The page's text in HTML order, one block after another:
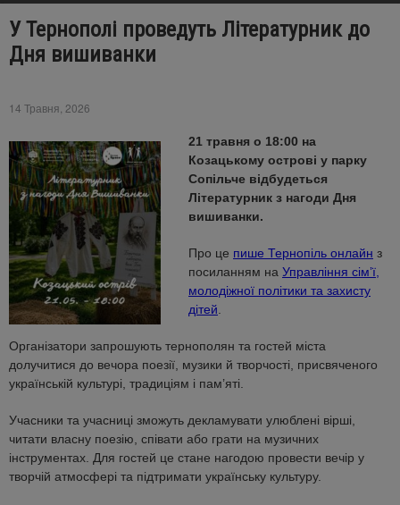
У Тернополі проведуть Літературник до
Дня вишиванки
14 Травня, 2026
21 травня о 18:00 на
Козацькому острові у парку
Сопільче відбудеться
Літературник з нагоди Дня
вишиванки.
Про це пише Тернопіль онлайн з
посиланням на Управління сімʼї,
молодіжної політики та захисту
дітей
Організатори запрошують тернополян та гостей міста
долучитися до вечора поезії, музики й творчості, присвяченого
українській культурі, традиціям і пам’яті.
Учасники та учасниці зможуть декламувати улюблені вірші,
читати власну поезію, співати або грати на музичних
інструментах. Для гостей це стане нагодою провести вечір у
творчій атмосфері та підтримати українську культуру.